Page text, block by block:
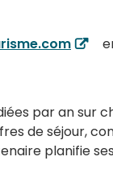
par an sur
de séjour,
planifie